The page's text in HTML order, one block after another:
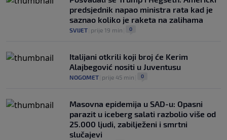
predsjednik napao ministra rata kad je
saznao koliko je raketa na zalihama
SVIJET prije 19 min 0
Italijani otkrili koji broj će Kerim
Alajbegović nositi u Juventusu
NOGOMET prije 45 min 0
Masovna epidemija u SAD-u: Opasni
parazit u iceberg salati razbolio više od
25.000 ljudi, zabilježeni i smrtni
slučajevi